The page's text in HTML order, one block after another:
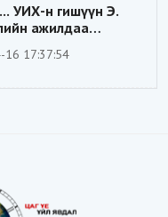
УИХ-н гишүүн Э.
ажилдаа
хандив авсан уу/
16 17:37:54